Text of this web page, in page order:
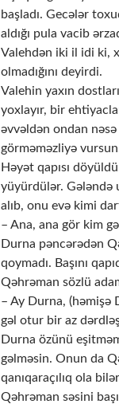
başladı. Gecələr
aldığı pula vacib
Valehdən iki il idi ki,
olmadığını deyirdi.
Valehin yaxın
yoxlayır, bir
əvvəldən ondan nəsə
görməməzliyə
Həyət qapısı
yüyürdülər. Gələndə
alıb, onu evə kimi
– Ana, ana gör kim
Durna pəncərədən
qoymadı. Başını
Qəhrəman sözlü
– Ay Durna, (həmişə
gəl otur bir az
Durna özünü
gəlməsin. Onun da
qanıqaraçılıq ola
Qəhrəman səsini